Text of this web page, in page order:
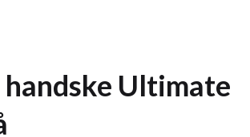
Ultimate